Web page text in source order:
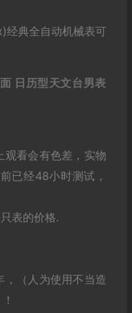
经典全自动机械表可
观看会有色差，实物
已经48小时测试，
表的价格.
，（人为使用不当造